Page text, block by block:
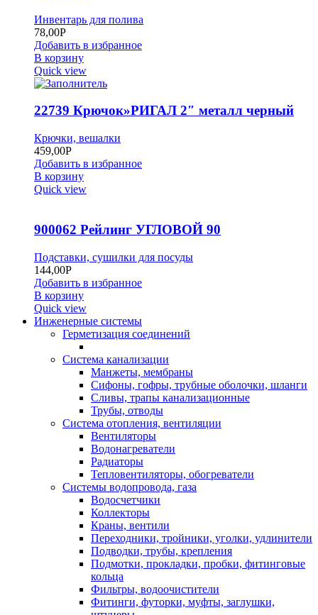
Инвентарь для полива
78,00Р
Добавить в избранное
В корзину
Quick view
22739 Крючок»РИГАЛ 2″ металл черный
Крючки, вешалки
459,00Р
Добавить в избранное
В корзину
Quick view
900062 Рейлинг УГЛОВОЙ 90
Подставки, сушилки для посуды
144,00Р
Добавить в избранное
В корзину
Quick view
Инженерные системы
Герметизация соединений
Система канализации
Манжеты, мембраны
Сифоны, гофры, трубные оболочки, шланги
Сливы, трапы канализационные
Трубы, отводы
Система отопления, вентиляции
Вентиляторы
Водонагреватели
Радиаторы
Тепловентиляторы, обогреватели
Системы водопровода, газа
Водосчетчики
Коллекторы
Краны, вентили
Переходники, тройники, уголки, удлинители
Подводки, трубы, крепления
Подмотки, прокладки, пробки, фитинговые
кольца
Фильтры, водоочистители
Фитинги, футорки, муфты, заглушки,